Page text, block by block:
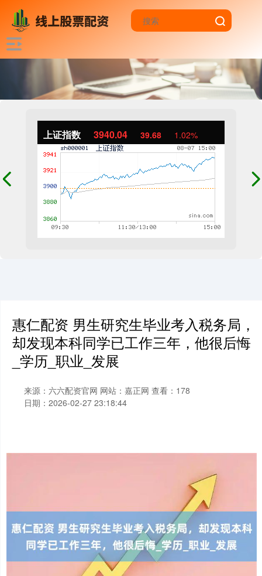
上证指数 3940.04 39.68 1.02%
惠仁配资 男生研究生毕业考入税务局，
却发现本科同学已工作三年，他很后悔
_学历_职业_发展
来源：六六配资官网 网站：嘉正网 查看：178
日期：2026-02-27 23:18:44